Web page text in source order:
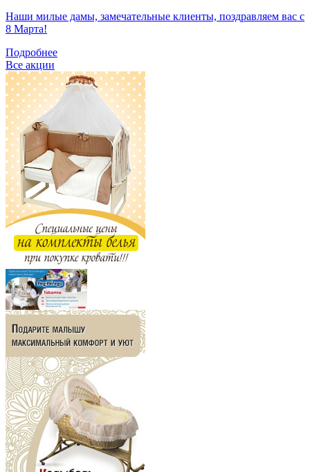
Наши милые дамы, замечательные клиенты, поздравляем вас с
8 Марта!
Подробнее
Все акции